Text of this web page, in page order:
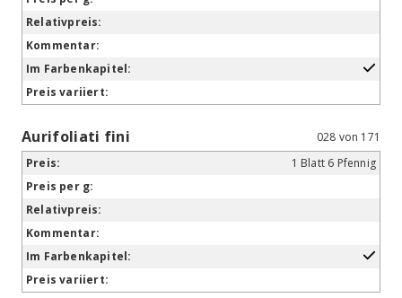
Aurifoliati fini
028 von 171
1 Blatt 6 Pfennig